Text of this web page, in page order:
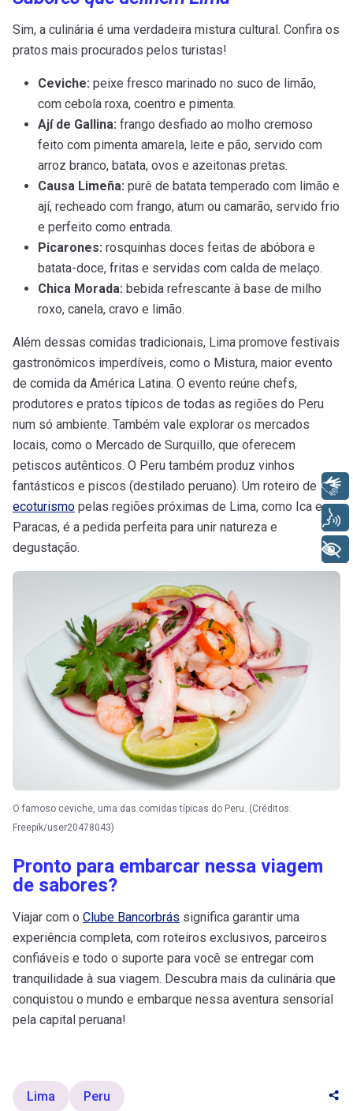
Sim, a culinária é uma verdadeira mistura cultural. Confira os
pratos mais procurados pelos turistas!
Ceviche: peixe fresco marinado no suco de limão,
com cebola roxa, coentro e pimenta.
Ají de Gallina: frango desfiado ao molho cremoso
feito com pimenta amarela, leite e pão, servido com
arroz branco, batata, ovos e azeitonas pretas.
Causa Limeña: purê de batata temperado com limão e
ají, recheado com frango, atum ou camarão, servido frio
e perfeito como entrada.
Picarones: rosquinhas doces feitas de abóbora e
batata-doce, fritas e servidas com calda de melaço.
Chica Morada: bebida refrescante à base de milho
roxo, canela, cravo e limão.
Além dessas comidas tradicionais, Lima promove festivais
gastronômicos imperdíveis, como o Mistura, maior evento
de comida da América Latina. O evento reúne chefs,
produtores e pratos típicos de todas as regiões do Peru
num só ambiente. Também vale explorar os mercados
locais, como o Mercado de Surquillo, que oferecem
petiscos autênticos. O Peru também produz vinhos
fantásticos e piscos (destilado peruano). Um roteiro de
ecoturismo pelas regiões próximas de Lima, como Ica e
Paracas, é a pedida perfeita para unir natureza e
degustação.
O famoso ceviche, uma das comidas típicas do Peru. (Créditos:
Freepik/user20478043)
Pronto para embarcar nessa viagem
de sabores?
Viajar com o Clube Bancorbrás significa garantir uma
experiência completa, com roteiros exclusivos, parceiros
confiáveis e todo o suporte para você se entregar com
tranquilidade à sua viagem. Descubra mais da culinária que
conquistou o mundo e embarque nessa aventura sensorial
pela capital peruana!
Lima Peru
Libras